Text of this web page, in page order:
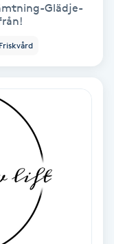
Glädje-
Friskvård